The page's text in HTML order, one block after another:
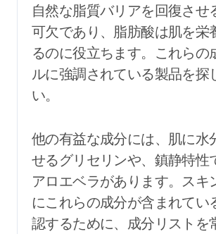
自然な脂質バリアを回復させ
可欠であり、脂肪酸は肌を栄
るのに役立ちます。これらの
ルに強調されている製品を探
い。
他の有益な成分には、肌に水
せるグリセリンや、鎮静特性
アロエベラがあります。スキ
にこれらの成分が含まれてい
認するために、成分リストを